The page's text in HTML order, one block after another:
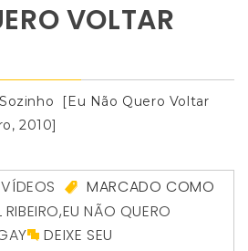
VOLTAR
[Eu Não Quero Voltar
2010]
VÍDEOS
MARCADO COMO
RIBEIRO,EU NÃO QUERO
DEIXE SEU